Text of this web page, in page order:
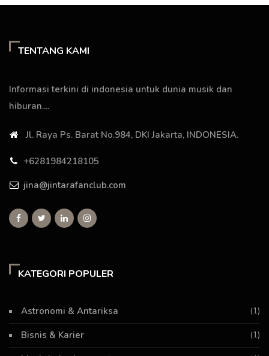
TENTANG KAMI
Informasi terkini di indonesia untuk dunia musik dan
hiburan....
Jl. Raya Ps. Barat No.984, DKI Jakarta, INDONESIA.
+6281984218105
jina@jintarafanclub.com
KATEGORI POPULER
Astronomi & Antariksa (1)
Bisnis & Karier (1)